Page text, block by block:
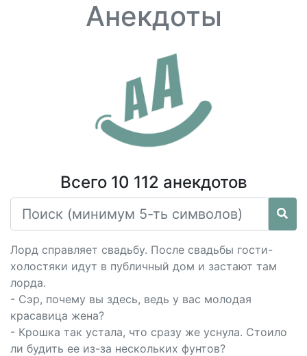
Анекдоты
Всего 10 112 анекдотов
Лорд справляет свадьбу. После свадьбы гости-
холостяки идут в публичный дом и застают там
лорда.
- Сэр, почему вы здесь, ведь у вас молодая
красавица жена?
- Крошка так устала, что сразу же уснула. Стоило
ли будить ее из-за нескольких фунтов?